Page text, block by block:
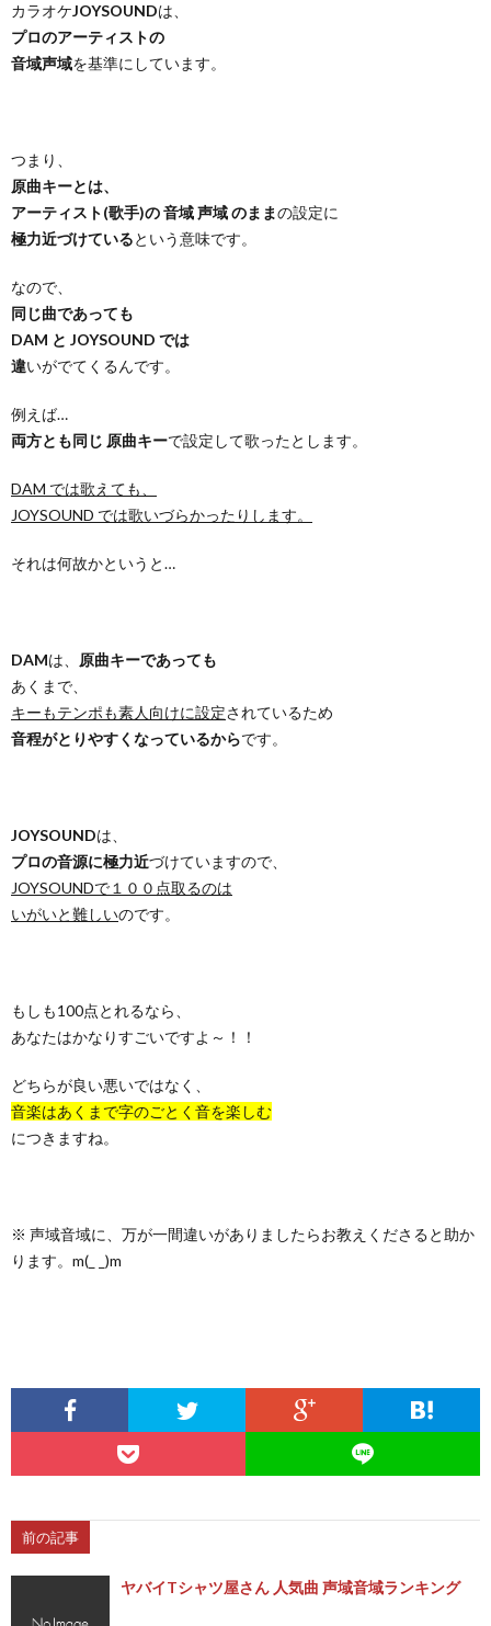
カラオケJOYSOUNDは、
プロのアーティストの
音域声域を基準にしています。
つまり、
原曲キーとは、
アーティスト(歌手)の 音域 声域 のままの設定に
極力近づけているという意味です。
なので、
同じ曲であっても
DAM と JOYSOUND では
違いがでてくるんです。
例えば…
両方とも同じ 原曲キーで設定して歌ったとします。
DAM では歌えても、
JOYSOUND では歌いづらかったりします。
それは何故かというと…
DAMは、 原曲キーであっても
あくまで、
キーもテンポも素人向けに設定されているため
音程がとりやすくなっているからです。
JOYSOUNDは、
プロの音源に極力近づけていますので、
JOYSOUNDで１００点取るのは
いがいと難しいのです。
もしも100点とれるなら、
あなたはかなりすごいですよ～！！
どちらが良い悪いではなく、
音楽はあくまで字のごとく音を楽しむ
につきますね。
※ 声域音域に、万が一間違いがありましたらお教えくださると助か
ります。m(_ _)m
前の記事
ヤバイTシャツ屋さん 人気曲 声域音域ランキング